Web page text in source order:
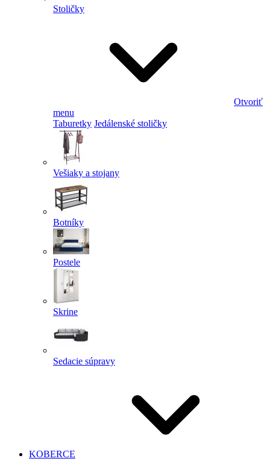
Stoličky
Otvoriť
menu
Taburetky Jedálenské stoličky
Vešiaky a stojany
Botníky
Postele
Skrine
Sedacie súpravy
KOBERCE